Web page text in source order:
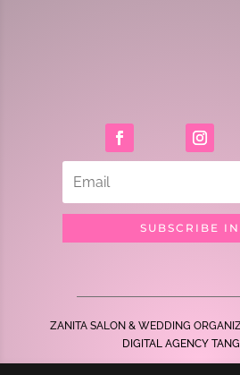
SUBSCRIBE
ZANITA SALON & WEDDING
DIGITAL AGENCY